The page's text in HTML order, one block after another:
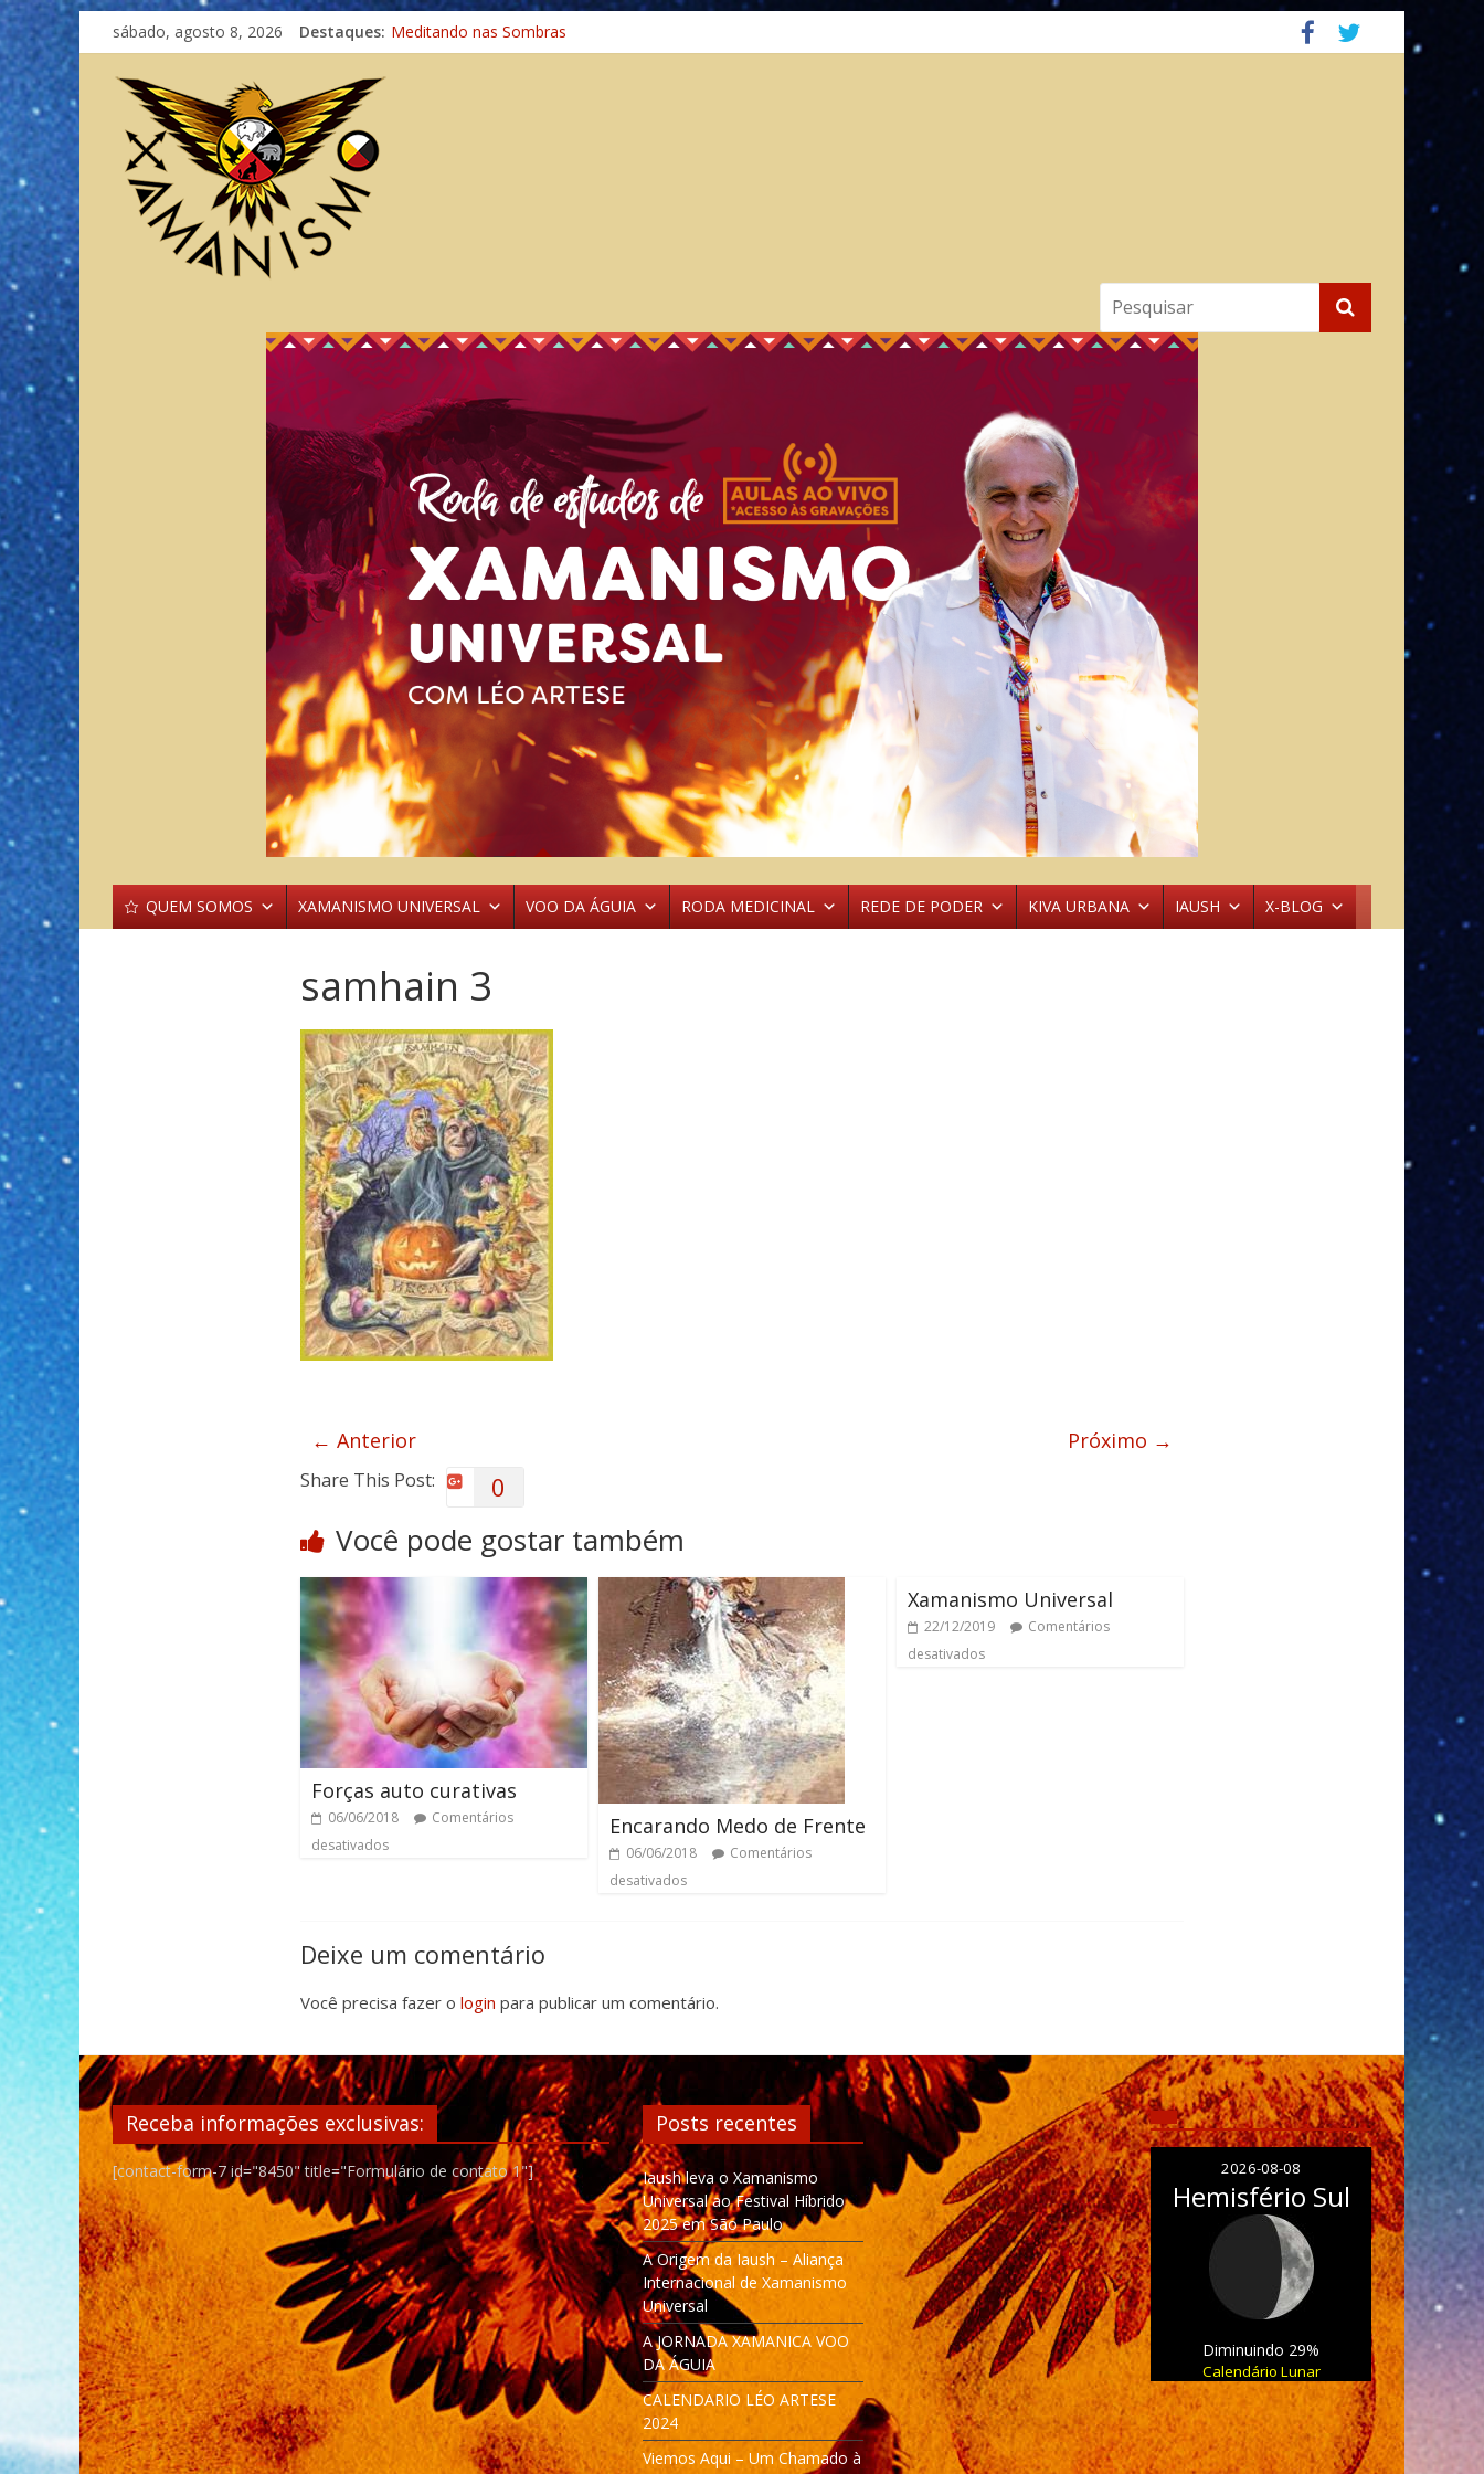
sábado, agosto 8, 2026 Destaques: Meditando nas Sombras
Autosuficiência: A Jornada do Espírito Ancestral
QUEM SOMOS XAMANISMO UNIVERSAL VOO DA ÁGUIA RODA MEDICINAL REDE DE PODER KIVA URBANA IAUSH X-BLOG
samhain 3
← Anterior Próximo →
Share This Post: 0
Você pode gostar também
Forças auto curativas
06/06/2018
Comentários
desativados
Encarando Medo de Frente
06/06/2018
Comentários
desativados
Xamanismo Universal
22/12/2019
Comentários
desativados
Deixe um comentário
Você precisa fazer o login para publicar um comentário.
Receba informações exclusivas:
[contact-form-7 id="8450" title="Formulário de contato 1"]
Posts recentes
Iaush leva o Xamanismo
Universal ao Festival Híbrido
2025 em São Paulo
A Origem da Iaush – Aliança
Internacional de Xamanismo
Universal
A JORNADA XAMANICA VOO
DA ÁGUIA
CALENDARIO LÉO ARTESE
2024
Viemos Aqui – Um Chamado à
2026-08-08
Hemisfério Sul
Diminuindo 29%
Calendário Lunar